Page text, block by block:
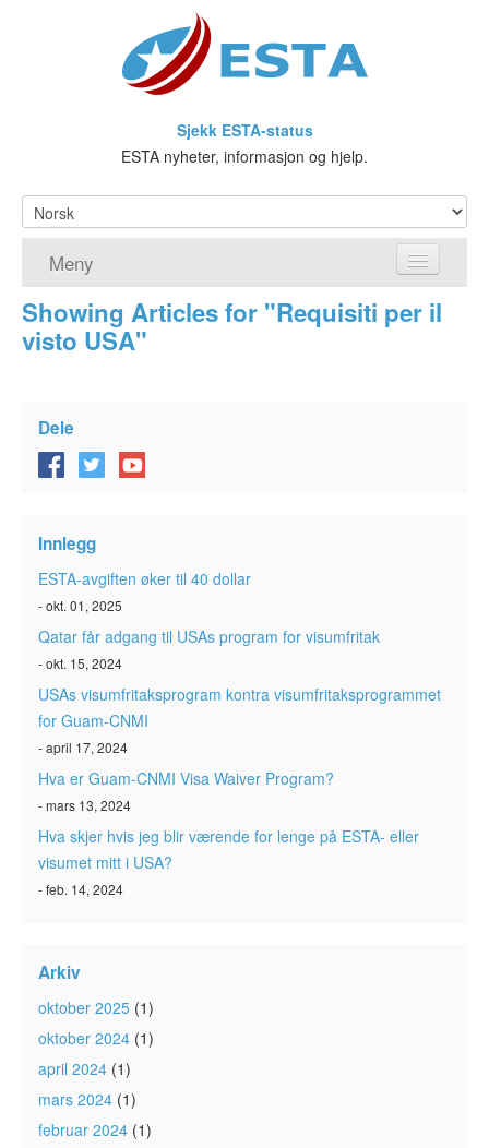
Sjekk ESTA-status
ESTA nyheter, informasjon og hjelp.
Meny
Hjem
Visa waiver-programmet
ESTA Artikler
Kontakt
Showing Articles for "Requisiti per il
visto USA"
Dele
Innlegg
ESTA-avgiften øker til 40 dollar
- okt. 01, 2025
Qatar får adgang til USAs program for visumfritak
- okt. 15, 2024
USAs visumfritaksprogram kontra visumfritaksprogrammet
for Guam-CNMI
- april 17, 2024
Hva er Guam-CNMI Visa Waiver Program?
- mars 13, 2024
Hva skjer hvis jeg blir værende for lenge på ESTA- eller
visumet mitt i USA?
- feb. 14, 2024
Arkiv
oktober 2025 (1)
oktober 2024 (1)
april 2024 (1)
mars 2024 (1)
februar 2024 (1)